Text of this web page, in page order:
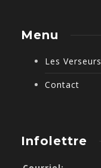
Menu
Les Verseurs
Contact
Infolettre